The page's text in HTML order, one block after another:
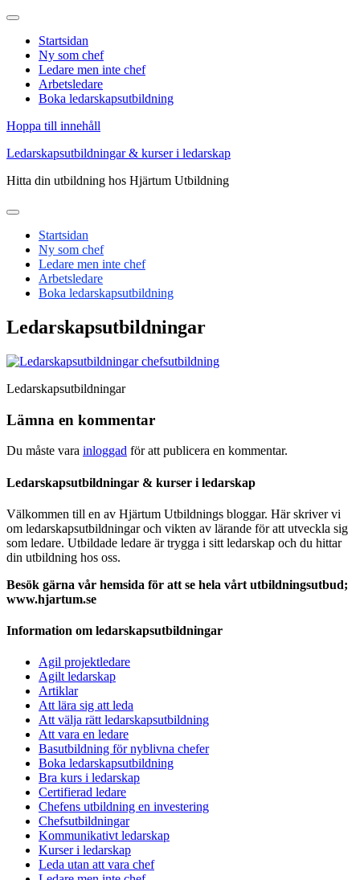
Startsidan
Ny som chef
Ledare men inte chef
Arbetsledare
Boka ledarskapsutbildning
Hoppa till innehåll
Ledarskapsutbildningar & kurser i ledarskap
Hitta din utbildning hos Hjärtum Utbildning
Startsidan
Ny som chef
Ledare men inte chef
Arbetsledare
Boka ledarskapsutbildning
Ledarskapsutbildningar
Ledarskapsutbildningar
Lämna en kommentar
Du måste vara inloggad för att publicera en kommentar.
Ledarskapsutbildningar & kurser i ledarskap
Välkommen till en av Hjärtum Utbildnings bloggar. Här skriver vi
om ledarskapsutbildningar och vikten av lärande för att utveckla sig
som ledare. Utbildade ledare är trygga i sitt ledarskap och du hittar
din utbildning hos oss.
Besök gärna vår hemsida för att se hela vårt utbildningsutbud;
www.hjartum.se
Information om ledarskapsutbildningar
Agil projektledare
Agilt ledarskap
Artiklar
Att lära sig att leda
Att välja rätt ledarskapsutbildning
Att vara en ledare
Basutbildning för nyblivna chefer
Boka ledarskapsutbildning
Bra kurs i ledarskap
Certifierad ledare
Chefens utbildning en investering
Chefsutbildningar
Kommunikativt ledarskap
Kurser i ledarskap
Leda utan att vara chef